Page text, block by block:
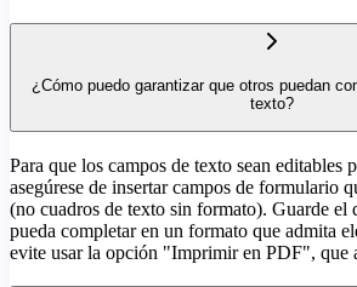
¿Cómo puedo garantizar que otros puedan
texto?
Para que los campos de texto sean editables
asegúrese de insertar campos de formulario
(no cuadros de texto sin formato). Guarde el
pueda completar en un formato que admita
evite usar la opción "Imprimir en PDF", que